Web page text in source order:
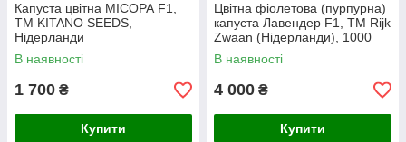
Капуста цвітна МІСОРА F1,
ТМ KITANO SEEDS,
Нідерланди
В наявності
1 700 ₴
Купити
Цвітна фіолетова (пурпурна)
капуста Лавендер F1, ТМ Rijk
Zwaan (Нідерланди), 1000
насінин
В наявності
4 000 ₴
Купити